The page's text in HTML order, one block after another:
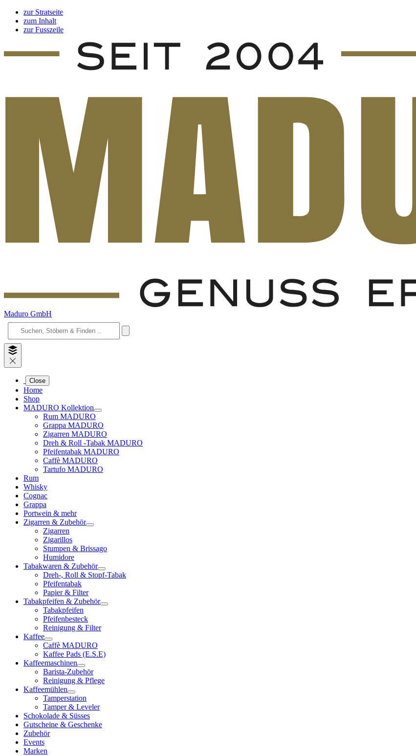
zur Stratseite
zum Inhalt
zur Fusszeile
Maduro GmbH
Close
Home
Shop
MADURO Kollektion
Rum MADURO
Grappa MADURO
Zigarren MADURO
Dreh & Roll -Tabak MADURO
Pfeifentabak MADURO
Caffè MADURO
Tartufo MADURO
Rum
Whisky
Cognac
Grappa
Portwein & mehr
Zigarren & Zubehör
Zigarren
Zigarillos
Stumpen & Brissago
Humidore
Tabakwaren & Zubehör
Dreh-, Roll & Stopf-Tabak
Pfeifentabak
Papier & Filter
Tabakpfeifen & Zubehör
Tabakpfeifen
Pfeifenbesteck
Reinigung & Filter
Kaffee
Caffè MADURO
Kaffee Pads (E.S.E)
Kaffeemaschinen
Barista-Zubehör
Reinigung & Pflege
Kaffeemühlen
Tamperstation
Tamper & Leveler
Schokolade & Süsses
Gutscheine & Geschenke
Zubehör
Events
Marken